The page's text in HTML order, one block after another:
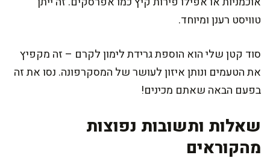
טוויסט רענן ומיוחד.
סוד קטן שלי הוא הוספת גרידת לימון לקרם – זה מקפיץ
את הטעמים ונותן איזון לעושר של המסקרפונה. נסו את זה
בפעם הבאה שאתם מכינים!
שאלות ותשובות נפוצות
מהקוראים